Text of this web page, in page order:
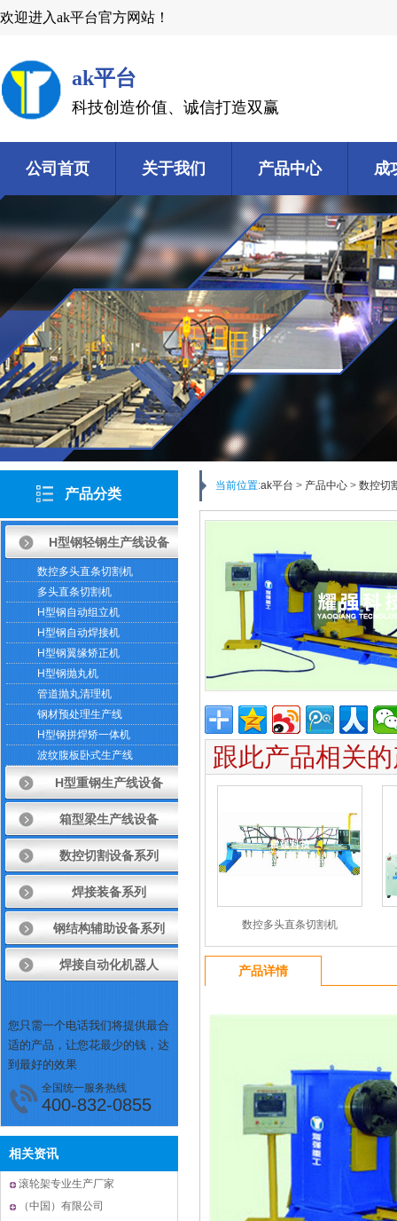
欢迎进入ak平台官方网站！
ak平台
科技创造价值、诚信打造双赢
公司首页 关于我们 产品中心 成
产品分类
H型钢轻钢生产线设备
数控多头直条切割机
多头直条切割机
H型钢自动组立机
H型钢自动焊接机
H型钢翼缘矫正机
H型钢抛丸机
管道抛丸清理机
钢材预处理生产线
H型钢拼焊矫一体机
波纹腹板卧式生产线
H型重钢生产线设备
箱型梁生产线设备
数控切割设备系列
焊接装备系列
钢结构辅助设备系列
焊接自动化机器人
您只需一个电话我们将提供最合
适的产品，让您花最少的钱，达
到最好的效果
全国统一服务热线
400-832-0855
相关资讯
滚轮架专业生产厂家
（中国）有限公司
当前位置:ak平台 > 产品中心 > 数控切
跟此产品相关
数控多头直条切割机
产品详情